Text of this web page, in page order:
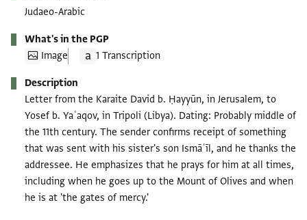
Judaeo-Arabic
What's in the PGP
Image
1 Transcription
Description
Letter from the Karaite David b. Ḥayyūn, in Jerusalem, to
Yosef b. Yaʿaqov, in Tripoli (Libya). Dating: Probably middle of
the 11th century. The sender confirms receipt of something
that was sent with his sister's son Ismāʿīl, and he thanks the
addressee. He emphasizes that he prays for him at all times,
including when he goes up to the Mount of Olives and when
he is at 'the gates of mercy.'